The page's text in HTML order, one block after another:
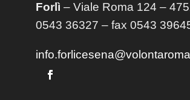
Forlì – Viale Roma 124 –
0543 36327 – fax 0543